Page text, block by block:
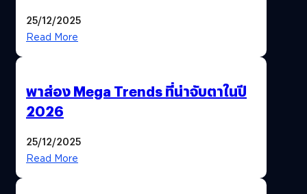
25/12/2025
Read More
พาส่อง Mega Trends ที่น่าจับตาในปี
2026
25/12/2025
Read More